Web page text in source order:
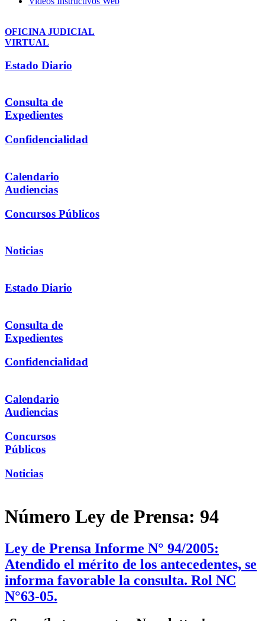
OFICINA JUDICIAL
VIRTUAL
Estado Diario
Consulta de
Expedientes
Confidencialidad
Calendario
Audiencias
Concursos Públicos
Noticias
Estado Diario
Consulta de
Expedientes
Confidencialidad
Calendario
Audiencias
Concursos
Públicos
Noticias
Número Ley de Prensa: 94
Ley de Prensa Informe N° 94/2005:
Atendido el mérito de los antecedentes, se
informa favorable la consulta. Rol NC
N°63-05.